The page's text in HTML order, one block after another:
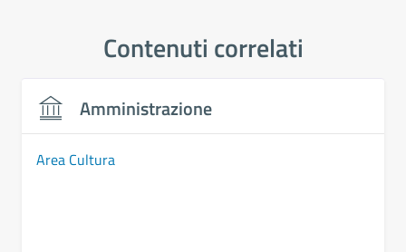
Contenuti correlati
Amministrazione
Area Cultura